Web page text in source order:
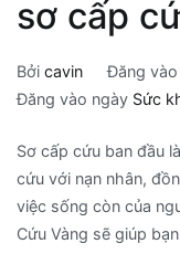
sơ cấp
Bởi cavin Đăng
Đăng vào ngày Sức
Sơ cấp cứu ban đầu
cứu với nạn nhân,
việc sống còn của
Cứu Vàng sẽ giúp